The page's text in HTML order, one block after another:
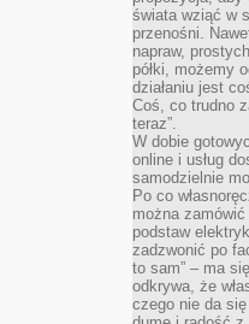
świata wziąć w
przenośni.
napraw,
półki, możemy
działaniu jest
Coś, co trudno
teraz”.
W dobie
online i usług
samodzielnie
Po co
można
podstaw
zadzwonić po
to sam” – ma
odkrywa, że
czego nie da